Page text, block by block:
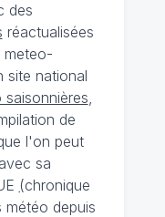
des
réactualisées
meteo-
site national
,
de
l'on peut
sa
(chronique
météo depuis